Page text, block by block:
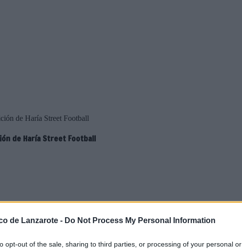
de Lanzarote - Do Not Process My Personal Information
opt-out of the sale, sharing to third parties, or processing of your personal or
de Haría Street Football
de Haría Street Football
y reunirá a jugadores
formato de fútbol 7